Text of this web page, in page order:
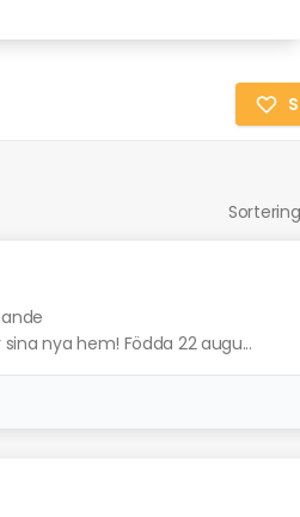
nya hem! Födda 22 augu...